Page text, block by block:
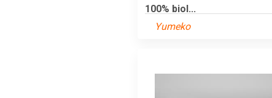
100% biol...
Yumeko